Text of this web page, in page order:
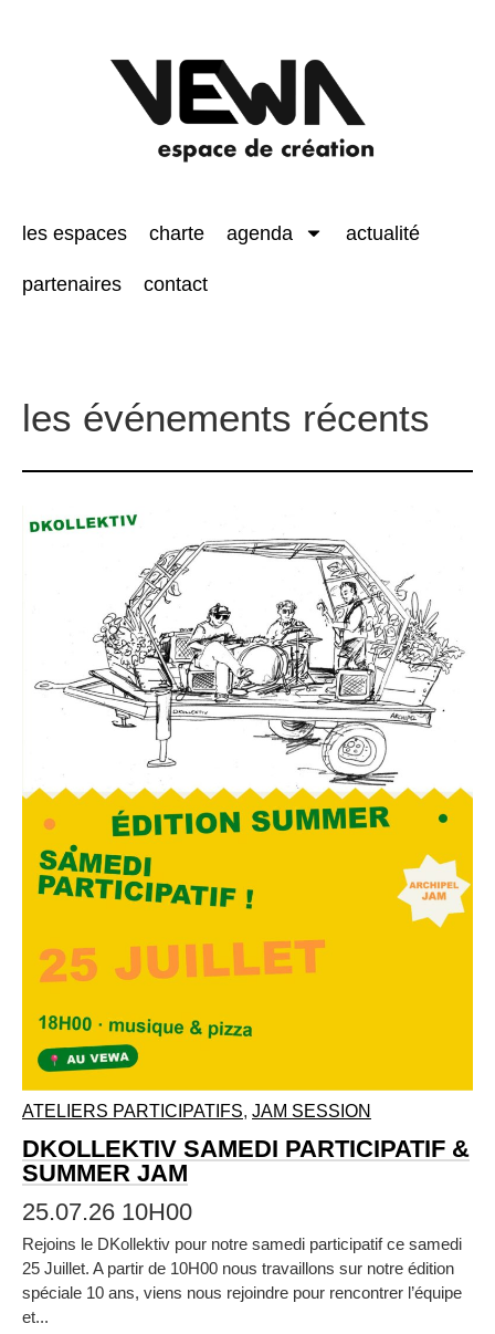
les espaces charte agenda actualité
partenaires contact
les événements récents
ATELIERS PARTICIPATIFS, JAM SESSION
DKOLLEKTIV SAMEDI PARTICIPATIF &
SUMMER JAM
25.07.26 10H00
Rejoins le DKollektiv pour notre samedi participatif ce samedi
25 Juillet. A partir de 10H00 nous travaillons sur notre édition
spéciale 10 ans, viens nous rejoindre pour rencontrer l’équipe
et...